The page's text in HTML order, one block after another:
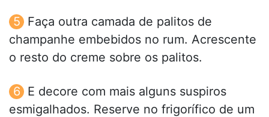
Faça outra camada de palitos de
champanhe embebidos no rum. Acrescente
o resto do creme sobre os palitos.
E decore com mais alguns suspiros
esmigalhados. Reserve no frigorífico de um